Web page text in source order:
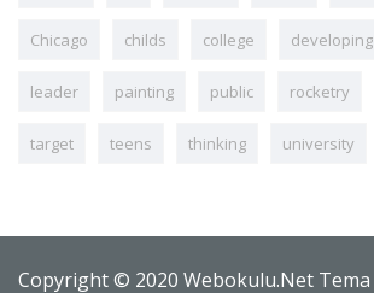
Chicago childs college developing
leader painting public rocketry
target teens thinking university
Copyright © 2020 Webokulu.Net Tema